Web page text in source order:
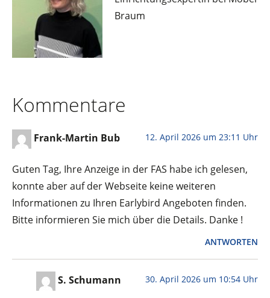
Braum
Kommentare
Frank-Martin Bub 12. April 2026 um 23:11 Uhr
Guten Tag, Ihre Anzeige in der FAS habe ich gelesen,
konnte aber auf der Webseite keine weiteren
Informationen zu Ihren Earlybird Angeboten finden.
Bitte informieren Sie mich über die Details. Danke !
ANTWORTEN
S. Schumann 30. April 2026 um 10:54 Uhr